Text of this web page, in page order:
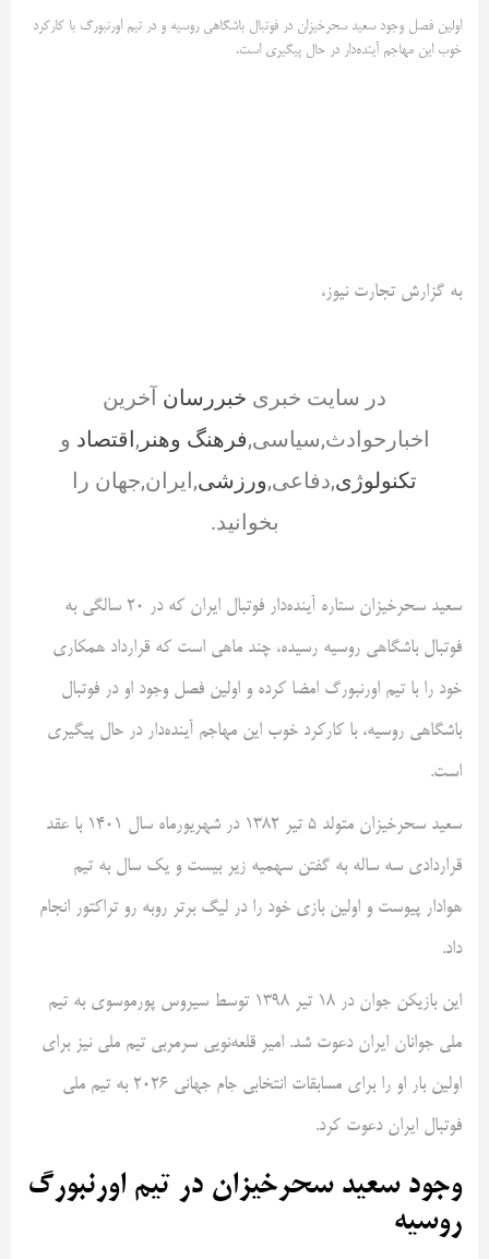
اولین فصل وجود سعید سحرخیزان در فوتبال باشگاهی روسیه و در تیم اورنبورگ با کارکرد
خوب این مهاجم آینده‌دار در حال پیگیری است.
به گزارش تجارت نیوز،
در سایت خبری خبررسان آخرین
اخبارحوادث,سیاسی,فرهنگ وهنر ,اقتصاد و
تکنولوژی,دفاعی,ورزشی,ایران,جهان را
بخوانید.
سعید سحرخیزان ستاره آینده‌دار فوتبال ایران که در ۲۰ سالگی به
فوتبال باشگاهی روسیه رسیده، چند ماهی است که قرارداد همکاری
خود را با تیم اورنبورگ امضا کرده و اولین فصل وجود او در فوتبال
باشگاهی روسیه، با کارکرد خوب این مهاجم آینده‌دار در حال پیگیری
است.
سعید سحرخیزان متولد ۵ تیر ۱۳۸۲ در شهریورماه سال ۱۴۰۱ با عقد
قراردادی سه ساله به گفتن سهمیه زیر بیست و یک سال به تیم
هوادار پیوست و اولین بازی خود را در لیگ برتر روبه رو تراکتور انجام
داد.
این بازیکن جوان در ۱۸ تیر ۱۳۹۸ توسط سیروس پورموسوی به تیم
ملی جوانان ایران دعوت شد. امیر قلعه‌نویی سرمربی تیم ملی نیز برای
اولین بار او را برای مسابقات انتخابی جام جهانی ۲۰۲۶ به تیم ملی
فوتبال ایران دعوت کرد.
وجود سعید سحرخیزان در تیم اورنبورگ
روسیه